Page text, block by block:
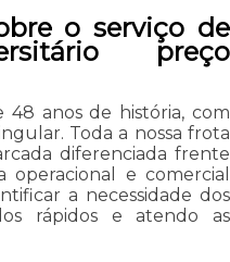
o serviço de
preço
48 anos de história, com
Toda a nossa frota
diferenciada frente
operacional e comercial
a necessidade dos
rápidos e atendo as